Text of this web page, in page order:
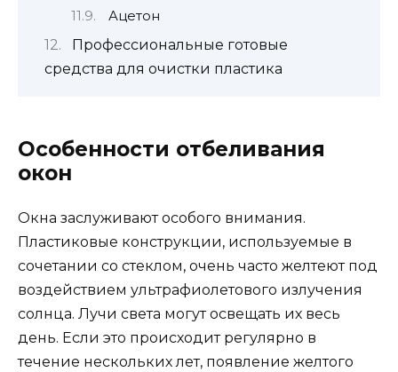
Ацетон
Профессиональные готовые
средства для очистки пластика
Особенности отбеливания
окон
Окна заслуживают особого внимания.
Пластиковые конструкции, используемые в
сочетании со стеклом, очень часто желтеют под
воздействием ультрафиолетового излучения
солнца. Лучи света могут освещать их весь
день. Если это происходит регулярно в
течение нескольких лет, появление желтого